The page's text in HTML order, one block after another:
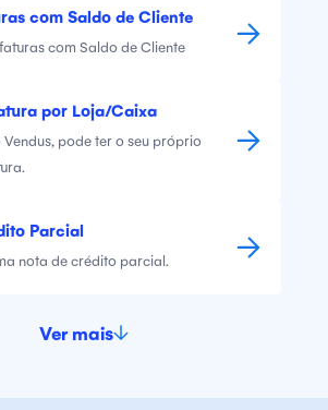
com Saldo de Cliente
com Saldo de Cliente
por Loja/Caixa
pode ter o seu próprio
Parcial
nota de crédito parcial.
Ver mais